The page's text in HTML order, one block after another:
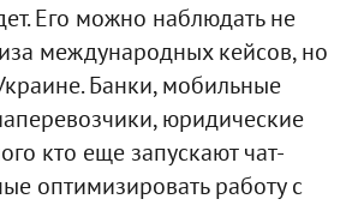
Его можно наблюдать не
международных кейсов, но
Банки, мобильные
юридические
кто еще запускают чат-
оптимизировать работу с